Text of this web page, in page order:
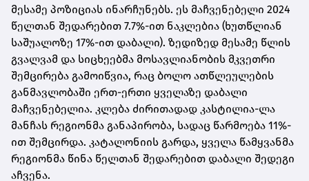
მესამე პოზიციას ინარჩუნებს. ეს მაჩვენებელი 2024
წელთან შედარებით 7.7%-ით ნაკლებია (ხუთწლიან
საშუალოზე 17%-ით დაბალი). ზედიზედ მესამე წლის
გვალვამ და სიცხეებმა მოსავლიანობის მკვეთრი
შემცირება გამოიწვია, რაც ბოლო ათწლეულების
განმავლობაში ერთ-ერთი ყველაზე დაბალი
მაჩვენებელია. კლება ძირითადად კასტილია-ლა
მანჩას რეგიონმა განაპირობა, სადაც წარმოება 11%-
ით შემცირდა. კატალონიის გარდა, ყველა წამყვანმა
რეგიონმა წინა წელთან შედარებით დაბალი შედეგი
აჩვენა.